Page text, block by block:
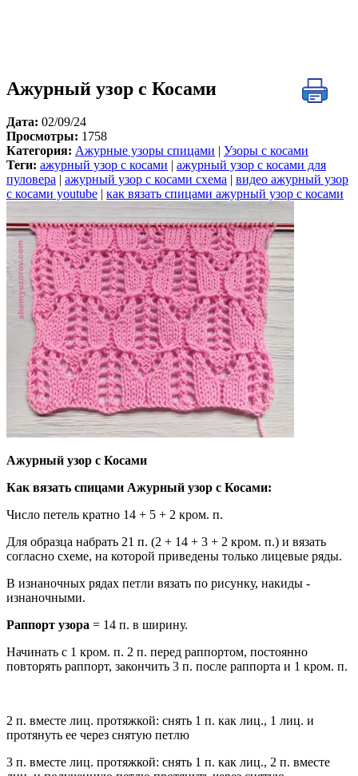
Ажурный узор с Косами
Дата: 02/09/24
Просмотры: 1758
Категория: Ажурные узоры спицами
Узоры с косами
Теги: ажурный узор с косами
ажурный узор с косами для
пуловера
ажурный узор с косами схема
видео ажурный узор
с косами youtube
как вязать спицами ажурный узор с косами
Ажурный узор с Косами
Как вязать спицами Ажурный узор с Косами:
Число петель кратно 14 + 5 + 2 кром. п.
Для образца набрать 21 п. (2 + 14 + 3 + 2 кром. п.) и вязать
согласно схеме, на которой приведены только лицевые ряды.
В изнаночных рядах петли вязать по рисунку, накиды -
изнаночными.
Раппорт узора = 14 п. в ширину.
Начинать с 1 кром. п. 2 п. перед раппортом, постоянно
повторять раппорт, закончить 3 п. после раппорта и 1 кром. п.
2 п. вместе лиц. протяжкой: снять 1 п. как лиц., 1 лиц. и
протянуть ее через снятую петлю
3 п. вместе лиц. протяжкой: снять 1 п. как лиц., 2 п. вместе